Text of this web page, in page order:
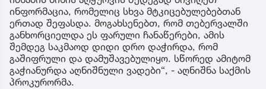
ინფორმაცია, რომელიც სხვა მტკიცებულებებთან
ერთად შეფასდა. მოგახსენებთ, რომ თებერვალში
განხორციელდა ეს ფარული ჩანაწერები, ამის
შემდეგ საკმაოდ დიდი დრო დაჭირდა, რომ
გაშიფრული და დამუშავებულიყო. სწორედ ამიტომ
გაჭიანურდა აღნიშნული ვადები“, - აღნიშნა საქმის
პროკურორმა.